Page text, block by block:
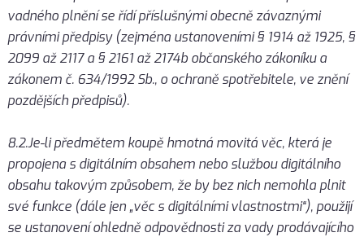
vadného plnění se řídí příslušnými obecně závaznými
právními předpisy (zejména ustanoveními § 1914 až 1925, §
2099 až 2117 a § 2161 až 2174b občanského zákoníku a
zákonem č. 634/1992 Sb., o ochraně spotřebitele, ve znění
pozdějších předpisů).
8.2.Je-li předmětem koupě hmotná movitá věc, která je
propojena s digitálním obsahem nebo službou digitálního
obsahu takovým způsobem, že by bez nich nemohla plnit
své funkce (dále jen „věc s digitálními vlastnostmi“), použijí
se ustanovení ohledně odpovědnosti za vady prodávajícího